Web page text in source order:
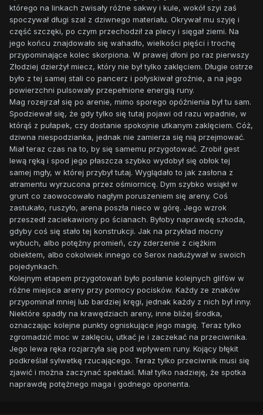
którego na linkach zwisały różne sakwy i kule, wokół szyi zaś
spoczywał długi szal z dziwnego materiału. Okrywał mu szyję i
część szczęki, po czym przechodził za plecy i sięgał ziemi. Na
jego końcu znajdowało się wahadło, wielkości pięści i trochę
przypominające kolec skorpiona. W prawej dłoni po raz pierwszy
Złodziej dzierżył miecz, który nie był tylko zaklęciem. Długie ostrze
było z tej samej stali co pancerz i połyskiwał groźnie, a na jego
powierzchni pulsowały przepełnione energią runy.
Mag rozejrzał się po arenie, mimo sporego opóźnienia był tu sam.
Spodziewał się, że gdy tylko się tutaj pojawi od razu wpadnie, w
którąś z pułapek, czy dostanie spokojnie utkanym zaklęciem. Cóż,
dziwna niespodzianka, jednak nie zamierza się nią przejmować.
Miał teraz czas na to, by się samemu przygotować. Zrobił gest
lewą ręką i spod jego płaszcza szybko wydobył się obłok tej
samej mgły, w której przybył tutaj. Wyglądało to jak zasłona z
atramentu wyrzucona przez ośmiornicę. Dym szybko wsiąkł w
grunt co zaowocowało nagłym poruszeniem się areny. Coś
zastukało, ruszyło, arena poszła nieco w górę. Jego wzrok
przeszedł zaciekawiony po ścianach. Byłoby naprawdę szkoda,
gdyby coś się stało tej konstrukcji. Jak na przykład mocny
wybuch, albo potężny promień, czy zderzenie z ciężkim
obiektem, albo cokolwiek innego co Serox nadużywał w swoich
pojedynkach.
Kolejnym etapem przygotowań było posłanie kolejnych glifów w
różne miejsca areny przy pomocy pocisków. Każdy ze znaków
przypominał mniej lub bardziej kręgi, jednak każdy z nich był inny.
Niektóre spadły na krawędziach areny, inne bliżej środka,
oznaczając kolejne punkty ogniskujące jego magię. Teraz tylko
zgromadzić moc w zaklęciu, utkać je i zaczekać na przeciwnika.
Jego lewa ręka rozjarzyła się pod wpływem runy. Kojący błękit
podkreślał sylwetkę rzucającego. Teraz tylko przeciwnik musi się
zjawić i można zaczynać spektakl. Miał tylko nadzieję, że spotka
naprawdę potężnego maga i godnego oponenta.